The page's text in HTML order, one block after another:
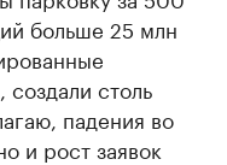
больше 25 млн
столь
падения во
и рост заявок